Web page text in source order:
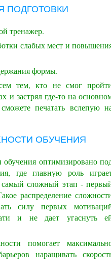
ПОДГОТОВКИ
тренажер.
слабых мест и
формы.
тем, кто не смог
и застрял где-то на
печатать вслепую
ОБУЧЕНИЯ
оптимизировано
где главную роль
сложный этап -
распределение
силу первых
и не дает угаснуть
помогает
наращивать